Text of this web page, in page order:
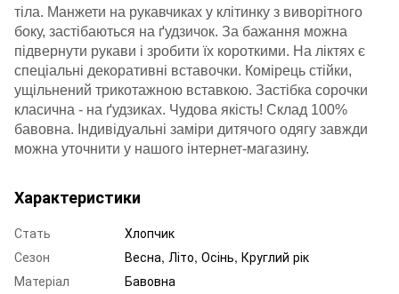
тіла. Манжети на рукавчиках у клітинку з виворітного
боку, застібаються на ґудзичок. За бажання можна
підвернути рукави і зробити їх короткими. На ліктях є
спеціальні декоративні вставочки. Комірець стійки,
ущільнений трикотажною вставкою. Застібка сорочки
класична - на ґудзиках. Чудова якість! Склад 100%
бавовна. Індивідуальні заміри дитячого одягу завжди
можна уточнити у нашого інтернет-магазину.
Характеристики
Стать
Хлопчик
Сезон
Весна, Літо, Осінь, Круглий рік
Матеріал
Бавовна